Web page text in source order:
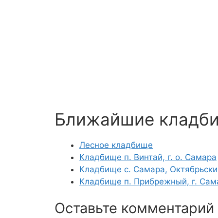
Ближайшие
Лесное кладбище
Кладбище п. Винтай, г. о. Самара
Кладбище с. Самара,
Кладбище п. Прибрежный, г.
Оставьте комментарий